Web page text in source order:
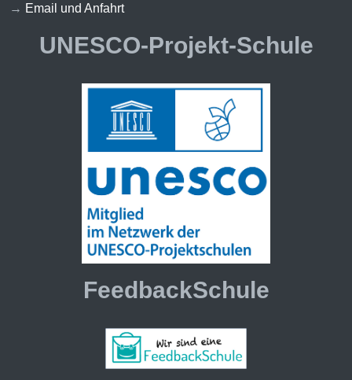
→ Email und Anfahrt
UNESCO-Projekt-Schule
FeedbackSchule